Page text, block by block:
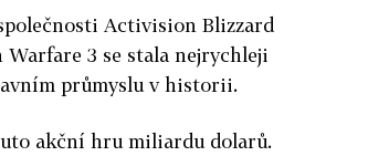
Activision Blizzard
3 se stala nejrychleji
průmyslu v historii.
akční hru miliardu dolarů.